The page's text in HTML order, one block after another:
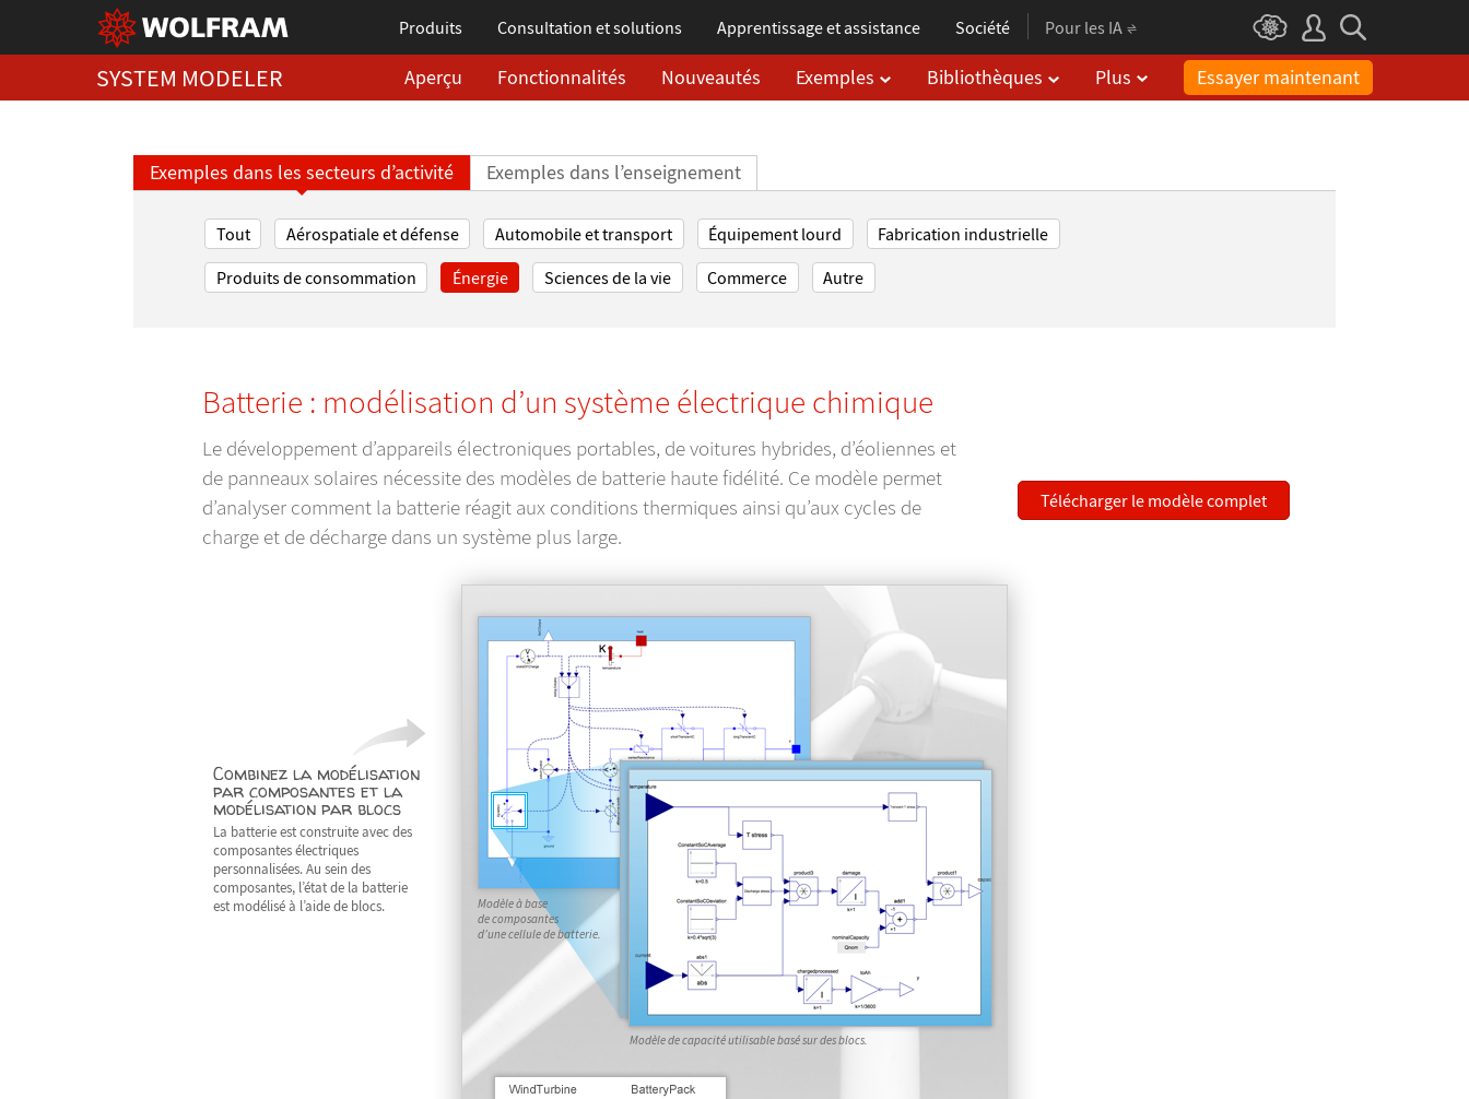
Produits Consultation et solutions Apprentissageet assistance Société Pour les IA
SYSTEM MODELER Aperçu Fonctionnalités Nouveautés Exemples
Bibliothèques
Plus Essayer maintenant
Exemples dans les secteurs d’activité Exemples dans l’enseignement
Tout Aérospatiale et défense Automobile et transport Équipement lourd
Fabrication industrielle
Produits de consommation
Énergie Sciences de la vie Commerce Autre
Batterie : modélisation d’un système électrique chimique
Le développement d’appareils électroniques portables, de voitures hybrides, d’éoliennes et
de panneaux solaires nécessite des modèles de batterie haute fidélité. Ce modèle permet
d’analyser comment la batterie réagit aux conditions thermiques ainsi qu’aux cycles de
charge et de décharge dans un système plus large.
Télécharger le modèle complet
Combinez la modélisation
par composantes et la
modélisation par blocs
La batterie est construite avec des
composantes électriques
personnalisées. Au sein des
composantes, l’état de la batterie
est modélisé à l’aide de blocs.
Modèle à base
de composantes
d’une cellule de batterie.
Modèle de capacité utilisable basé sur des blocs.